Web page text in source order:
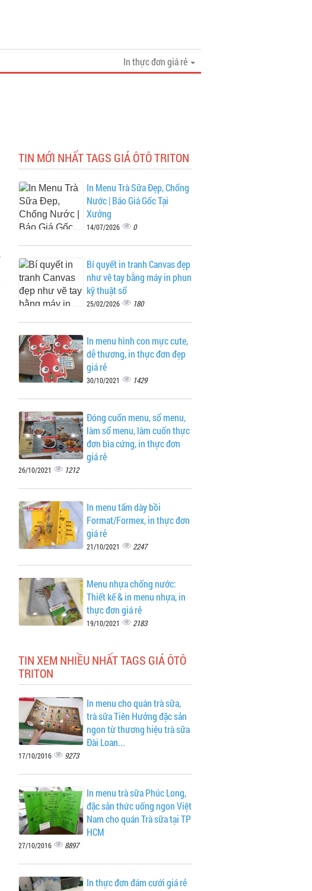
In thực đơn giá rẻ
TIN MỚI NHẤT TAGS GIÁ ÔTÔ TRITON
In Menu Trà Sữa Đẹp, Chống
Nước | Báo Giá Gốc Tại
Xưởng
14/07/2026 0
Bí quyết in tranh Canvas đẹp
như vẽ tay bằng máy in phun
kỹ thuật số
25/02/2026 180
In menu hình con mực cute,
dễ thương, in thực đơn đẹp
giá rẻ
30/10/2021 1429
Đóng cuốn menu, sổ menu,
làm sổ menu, làm cuốn thực
đơn bìa cứng, in thực đơn
giá rẻ
26/10/2021 1212
In menu tấm dày bồi
Format/Formex, in thực đơn
giá rẻ
21/10/2021 2247
Menu nhựa chống nước:
Thiết kế & in menu nhựa, in
thực đơn giá rẻ
19/10/2021 2183
TIN XEM NHIỀU NHẤT TAGS GIÁ ÔTÔ
TRITON
In menu cho quán trà sữa,
trà sữa Tiên Hưởng đặc sản
ngon từ thương hiệu trà sữa
Đài Loan...
17/10/2016 9273
In menu trà sữa Phúc Long,
đặc sản thức uống ngon Việt
Nam cho quán Trà sữa tại TP
HCM
27/10/2016 8897
In thực đơn đám cưới giá rẻ